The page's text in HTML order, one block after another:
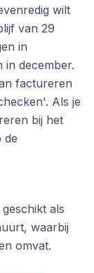
wilt
van 29
in
in december.
factureren
Als je
bij het
de
als
waarbij
omvat.